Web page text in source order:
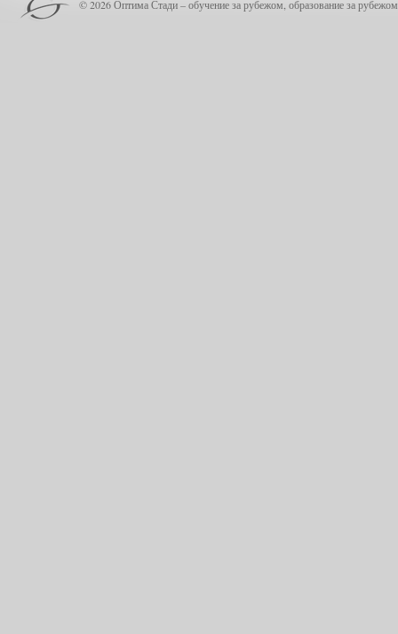
© 2026 Оптима Стади – обучение за рубежом, образование за